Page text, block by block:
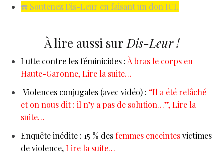
☎️ Soutenez Dis-Leur en faisant un don ICI.
À lire aussi sur Dis-Leur !
Lutte contre les féminicides : À bras le corps en
Haute-Garonne, Lire la suite…
Violences conjugales (avec vidéo) : “Il a été relâché
et on nous dit : il n’y a pas de solution…”, Lire la
suite…
Enquête inédite : 15 % des femmes enceintesvictimes
de violence,Lire la suite…